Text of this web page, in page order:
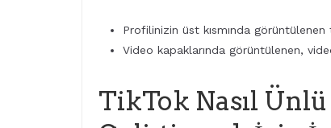
Profilinizin üst kısmında
Video kapaklarında görüntülenen,
TikTok Nasıl